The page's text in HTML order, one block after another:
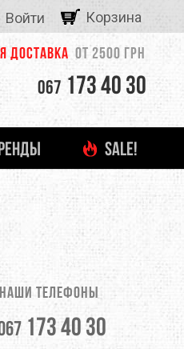
Войти Корзина
доставка от 2500 грн
067 173 40 30
SALE!
Наши телефоны
173 40 30